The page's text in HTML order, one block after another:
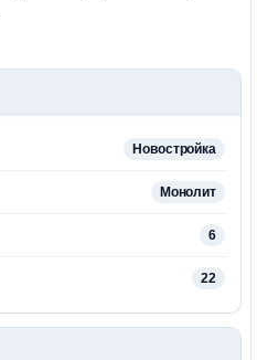
Новостройка
Монолит
6
22